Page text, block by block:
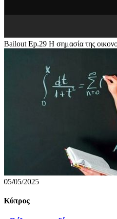
Bailout Ep.29 Η σημασία της
05/05/2025
Κύπρος